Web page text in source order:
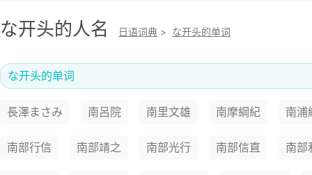
な开头的人名 日语词典 > な开头的单词
な开头的单词
長澤まさみ 南呂院 南里文雄 南摩綱紀 南浦
南部行信 南部靖之 南部光行 南部信直 南部